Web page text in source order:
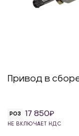
Привод в
РОЗ 17 850
НЕ ВКЛЮЧАЕТ НДС